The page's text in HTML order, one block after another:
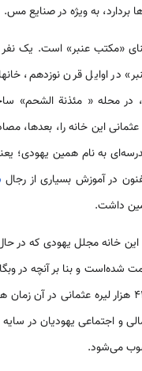
بردارد، به ویژه در صنایع مس.
«مکتب عنبر» ‌‌‌است. یک نفر
در اوایل قرن نوزدهم،
در محله « مئذنة الشحم»
این خانه را، بعد‌‌‌‌‌‌‌‌‌‌ها،
به نام همین یهودی؛
در آموزش بسیاری از رجال
داشت.
خانه مجلل یهودی که در
شده­‌‌‌است و بنا بر آنچه در
برای ساخت آن 43 هزار لیره عثمانی
و اجتماعی یهودیان در
‌‌‌‌‌‌‌‌‌‌می‌شود.